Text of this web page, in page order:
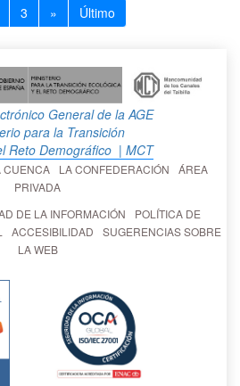
3 » Último
General de la AGE
para la Transición
Reto Demográfico | MCT
CUENCA LA CONFEDERACIÓN
ÁREA
PRIVADA
DE LA INFORMACIÓN
POLÍTICA DE
ACCESIBILIDAD
SUGERENCIAS SOBRE
LA WEB